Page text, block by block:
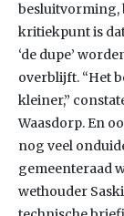
besluitvorming,
kritiekpunt is
‘de dupe’
overblijft. “Het
kleiner,”
Waasdorp. En
nog veel
gemeenteraad
wethouder